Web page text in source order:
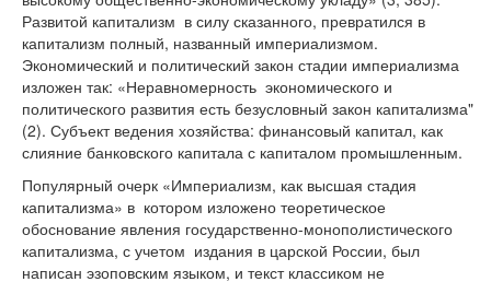
Развитой капитализм в силу сказанного, превратился в
капитализм полный, названный империализмом.
Экономический и политический закон стадии империализма
изложен так: «Неравномерность экономического и
политического развития есть безусловный закон капитализма"
(2). Субъект ведения хозяйства: финансовый капитал, как
слияние банковского капитала с капиталом промышленным.
Популярный очерк «Империализм, как высшая стадия
капитализма» в котором изложено теоретическое
обоснование явления государственно-монополистического
капитализма, с учетом издания в царской России, был
написан эзоповским языком, и текст классиком не